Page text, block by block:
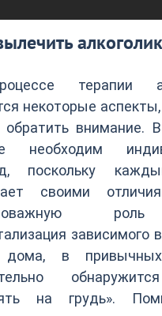
терапии
некоторые
обратить внимание.
необходим
поскольку
своими
зависимого
в привычных
на грудь».